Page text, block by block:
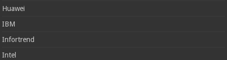
Huawei
IBM
Infortrend
Intel